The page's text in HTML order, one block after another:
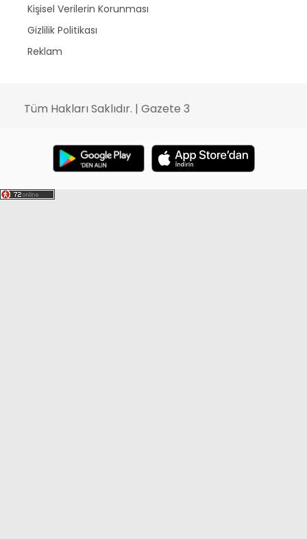
Kişisel Verilerin Korunması
Gizlilik Politikası
Reklam
Tüm Hakları Saklıdır. | Gazete 3